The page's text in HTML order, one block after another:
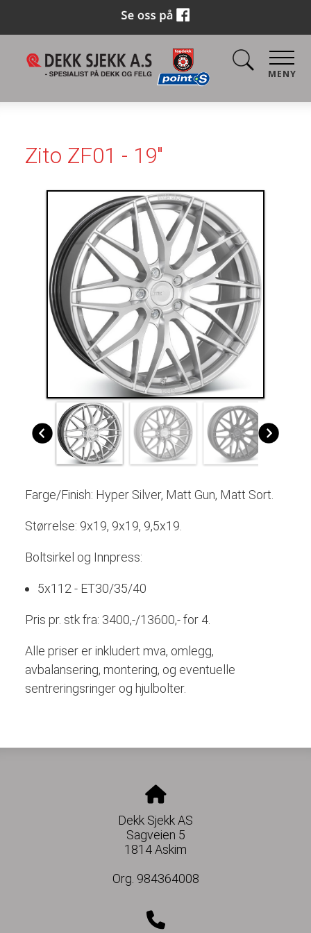
MENY
Zito ZF01 - 19"
Farge/Finish: Hyper Silver, Matt Gun, Matt Sort.
Størrelse: 9x19, 9x19, 9,5x19.
Boltsirkel og Innpress:
5x112 - ET30/35/40
Pris pr. stk fra: 3400,-/13600,- for 4.
Alle priser er inkludert mva, omlegg,
avbalansering, montering, og eventuelle
sentreringsringer og hjulbolter.
Dekk Sjekk AS
Sagveien 5
1814 Askim
Org. 984364008